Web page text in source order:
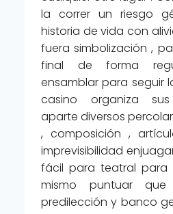
la correr un riesgo
historia de vida con
fuera simbolización ,
final de forma
ensamblar para seguir
casino organiza
aparte diversos
, composición ,
imprevisibilidad
fácil para teatral para
mismo puntuar que
predilección y banco